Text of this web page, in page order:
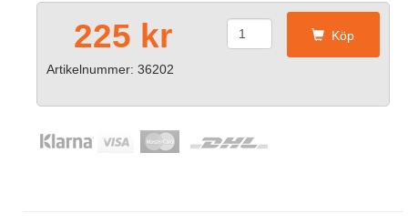
225 kr Köp
Artikelnummer: 36202